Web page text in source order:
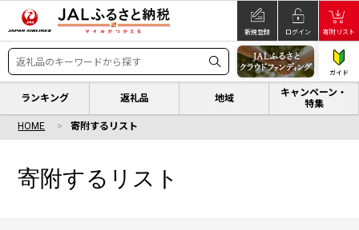
新規登録 ログイン 寄附リスト
ガイド
ランキング 返礼品 地域
キャンペーン・
特集
HOME 寄附するリスト
寄附するリスト